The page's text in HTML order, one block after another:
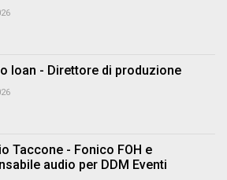
Ioan - Direttore di produzione
Taccone - Fonico FOH e
audio per DDM Eventi